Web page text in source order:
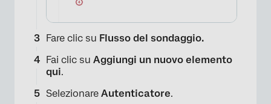
Fare clic su Flusso del sondaggio.
Fai clic su Aggiungi un nuovo elemento
qui.
Selezionare Autenticatore.